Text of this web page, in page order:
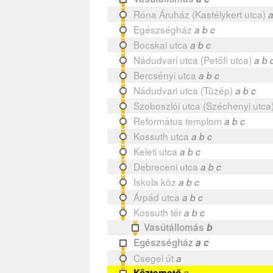
Róna Áruház (Kastélykert utca)
Egészségház a b c
Bocskai utca a b c
Nádudvari utca (Petőfi utca) a b
Bercsényi utca a b c
Nádudvari utca (Tüzép) a b c
Szoboszlói utca (Széchenyi
Református templom a b c
Kossuth utca a b c
Keleti utca a b c
Debreceni utca a b c
Iskola köz a b c
Árpád utca a b c
Kossuth téra b c
Vasútállomás b
Egészségház a c
Csegei úta